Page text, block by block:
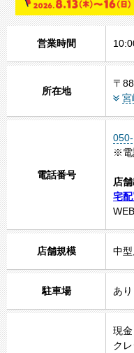
営業時間
所在地
〒
宮
電話番号
※電
店
宅
店舗規模 中
駐車場 あり
現
ク